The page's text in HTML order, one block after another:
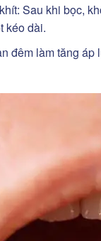
Sau khi bọc,
kéo dài.
đêm làm tăng